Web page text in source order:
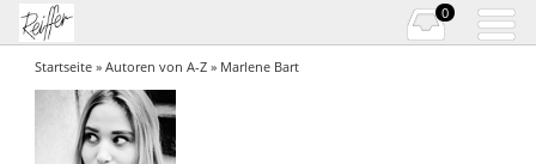
0
Startseite »Autoren von A-Z » Marlene Bart